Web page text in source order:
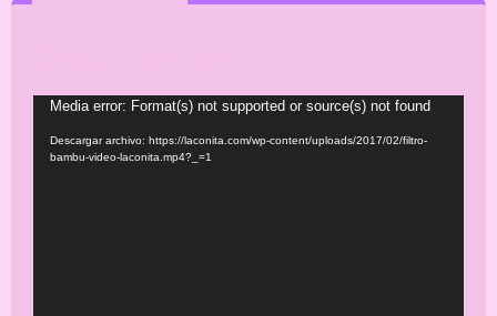
Reproductor
de
vídeo
Media error: Format(s) not supported or source(s) not found
Descargar archivo: https://laconita.com/wp-content/uploads/2017/02/filtro-
bambu-video-laconita.mp4?_=1